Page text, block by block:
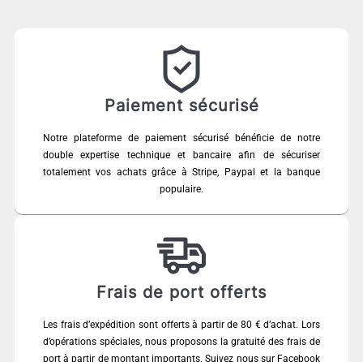
Paiement sécurisé
Notre plateforme de paiement sécurisé bénéficie de notre
double expertise technique et bancaire afin de sécuriser
totalement vos achats grâce à Stripe, Paypal et la banque
populaire.
Frais de port offerts
Les frais d’expédition sont offerts à partir de 80 € d’achat. Lors
d’opérations spéciales, nous proposons la gratuité des frais de
port à partir de montant importants. Suivez nous sur Facebook